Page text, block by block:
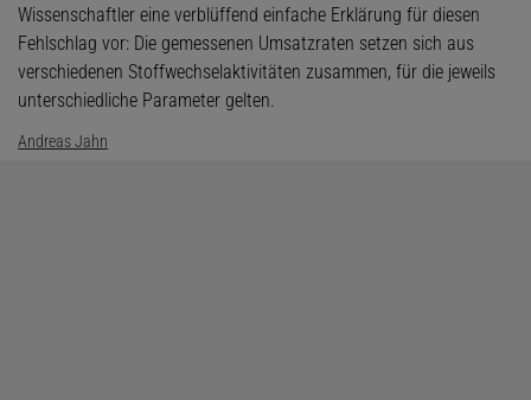
Wissenschaftler eine verblüffend einfache Erklärung für diesen
Fehlschlag vor: Die gemessenen Umsatzraten setzen sich aus
verschiedenen Stoffwechselaktivitäten zusammen, für die jeweils
unterschiedliche Parameter gelten.
Andreas Jahn